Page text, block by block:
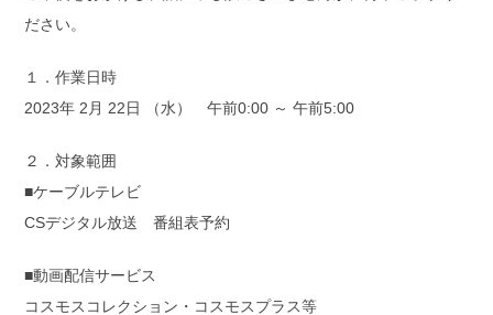
ださい。
１．作業日時
2023年 2月 22日 （水） 午前0:00 ～ 午前5:00
２．対象範囲
■ケーブルテレビ
CSデジタル放送 番組表予約
■動画配信サービス
コスモスコレクション・コスモスプラス等